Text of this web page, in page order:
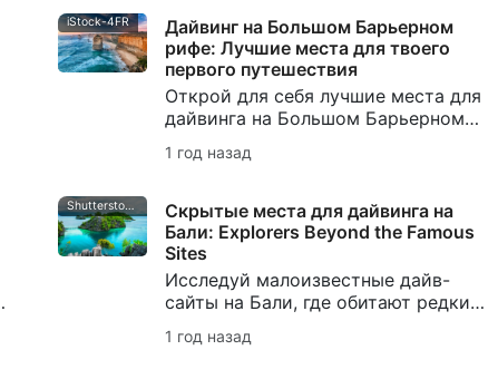
рекомендации экспертов, чтобы
максимально использовать свой
отпуск.
iStock-4FR
Дайвинг на Большом Барьерном
рифе: Лучшие места для твоего
первого путешествия
Открой для себя лучшие места для
дайвинга на Большом Барьерном
рифе: лучшие дайв-сайты,
основные виды морских
рекомендации по планированию
твоей первой поездки.
1 год назад
Shutterstock-krisbiantoandy-min
Скрытые места для дайвинга на
Бали: Explorers Beyond the Famous
Sites
Исследуй малоизвестные дайв-
сайты на Бали, где обитают редкие
морские обитатели, нетронутые
коралловые образования и
1 год назад